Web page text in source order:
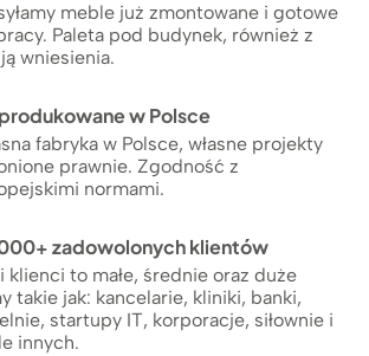
meble już zmontowane i gotowe
Paleta pod budynek, również z
wniesienia.
w Polsce
fabryka w Polsce, własne projekty
prawnie. Zgodność z
normami.
zadowolonych klientów
klienci to małe, średnie oraz duże
takie jak: kancelarie, kliniki, banki,
startupy IT, korporacje, siłownie i
innych.